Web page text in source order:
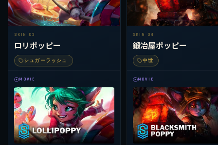
SKIN 03
ロリポッピー
シュガーラッシュ
MOVIE
SKIN 04
鍛冶屋ポッピー
中世
MOVIE